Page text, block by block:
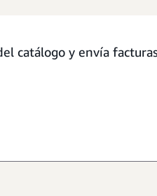
catálogo y envía